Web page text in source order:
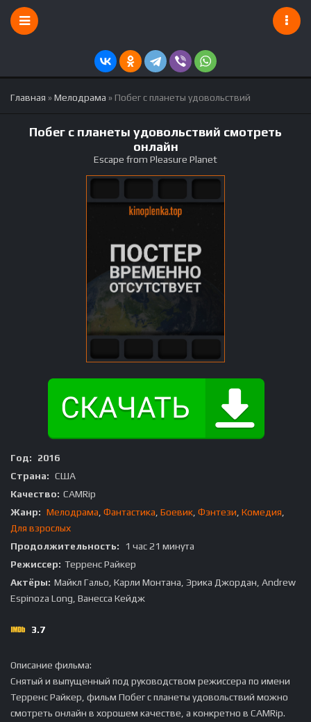
Главная »Мелодрама » Побег с планеты удовольствий
Побег с планеты удовольствий смотреть
онлайн
Escape from Pleasure Planet
Год:
2016
Страна: США
Качество: CAMRip
Жанр: Мелодрама Фантастика Боевик Фэнтези Комедия
Для взрослых
Продолжительность:
1 час 21 минута
Режиссер: Терренс Райкер
Актёры: Майкл Гальо, Карли Монтана, Эрика Джордан, Andrew
Espinoza Long, Ванесса Кейдж
3.7
Описание фильма:
Снятый и выпущенный под руководством режиссера по имени
Терренс Райкер, фильм Побег с планеты удовольствий можно
смотреть онлайн в хорошем качестве, а конкретно в CAMRip.